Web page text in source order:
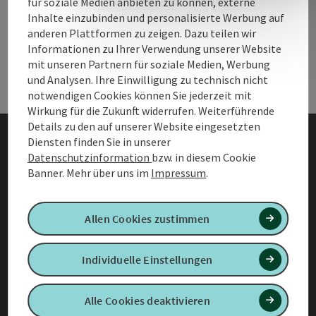
B2B Services
Urlaub planen & Services
AGB
für Mitgliedsbetriebe
Barrierefreiheitserklärung
Impressum
Datenschutz
Inhalte einzubinden und personalisierte Werbung auf
anderen Plattformen zu zeigen. Dazu teilen wir
Informationen zu Ihrer Verwendung unserer Website
mit unseren Partnern für soziale Medien, Werbung
und Analysen. Ihre Einwilligung zu technisch nicht
notwendigen Cookies können Sie jederzeit mit
Wirkung für die Zukunft widerrufen. Weiterführende
Details zu den auf unserer Website eingesetzten
Diensten finden Sie in unserer
Datenschutzinformation bzw. in diesem Cookie
Banner. Mehr über uns im Impressum.
Alle Cookies deaktivieren
Individuelle Einstellungen
Allen Cookies zustimmen